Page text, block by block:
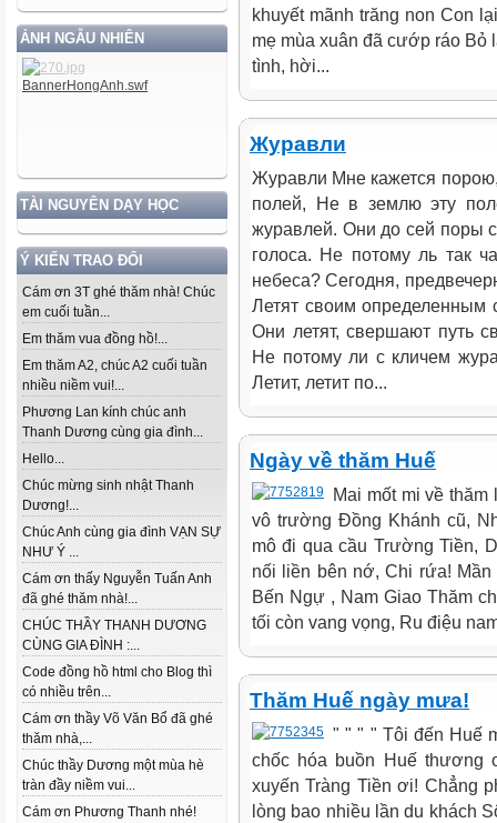
ẢNH NGẪU NHIÊN
TÀI NGUYÊN DẠY HỌC
Ý KIẾN TRAO ĐỔI
Cám ơn 3T ghé thăm nhà! Chúc
em cuối tuần...
Em thăm vua đồng hồ!...
Em thăm A2, chúc A2 cuối tuần
nhiều niềm vui!...
Phương Lan kính chúc anh
Thanh Dương cùng gia đình...
Hello...
Chúc mừng sinh nhật Thanh
Dương!...
Chúc Anh cùng gia đình VẠN SỰ
NHƯ Ý ...
Cám ơn thấy Nguyễn Tuấn Anh
đã ghé thăm nhà!...
CHÚC THẦY THANH DƯƠNG
CÙNG GIA ĐÌNH :...
Code đồng hồ html cho Blog thì
có nhiều trên...
Cám ơn thầy Võ Văn Bổ đã ghé
thăm nhà,...
Chúc thầy Dương một mùa hè
tràn đầy niềm vui...
Cám ơn Phương Thanh nhé!
khuyết mãnh trăng non Con
mẹ mùa xuân đã cướp ráo Bỏ
tình, hời...
Журавли
Журавли Мне кажется
полей, Не в землю эту
журавлей. Они до сей поры
голоса. Не потому ль так
небеса? Сегодня,
Летят своим определенным
Они летят, свершают путь
Не потому ли с кличем
Летит, летит по...
Ngày về thăm Huế
Mai mốt mi về
vô trường Đồng Khánh cũ,
mô đi qua cầu Trường Tiền,
nối liền bên nớ, Chi rứa!
Bến Ngự , Nam Giao Thăm
tối còn vang vọng, Ru điệu
Thăm Huế ngày mưa!
" " " " Tôi đến Huế
chốc hóa buồn Huế
xuyến Tràng Tiền ơi! Chẳng
lòng bao nhiều lần du khách